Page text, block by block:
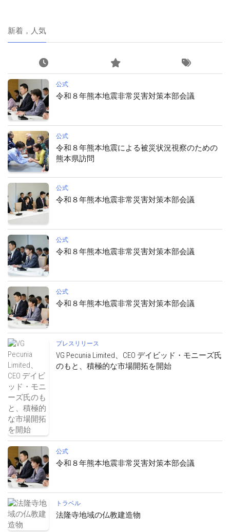
新着，人気
公式
令和８年熊本地震非常災害対策本部会議
公式
令和８年熊本地震による被災状況視察のための
熊本県訪問
公式
令和８年熊本地震非常災害対策本部会議
公式
令和８年熊本地震非常災害対策本部会議
公式
令和８年熊本地震非常災害対策本部会議
プレスリリース
VG Pecunia Limited、CEO デイビッド・モニーズ氏
のもと、積極的な市場開拓を開始
公式
令和８年熊本地震非常災害対策本部会議
トラベル
法隆寺地域の仏教建造物